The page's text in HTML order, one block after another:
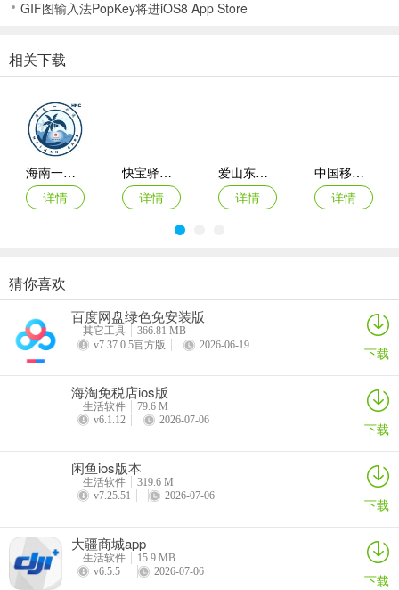
SKULLPANDA等热门IP确认款，不用抽，闪购直接买
3. 专业鉴别，100% 正品保障
4. 超全商品库，实时市场最低价
GIF图输入法PopKey将进iOS8 App Store
相关下载
海南一卡通iOS
详情
快宝驿站苹果版
详情
爱山东苹果版
详情
中国移动福建app苹果版(八闽生活)
详情
爱抢购ios版
详情
拍机堂ios版
详情
百合生活ios版
麦当劳苹果手机版
猜你喜欢
百度网盘绿色免安装版
其它工具
366.81 MB
v7.37.0.5官方版
2026-06-19 下载
海淘免税店ios版
生活软件
79.6 M
v6.1.12
2026-07-06 下载
闲鱼ios版本
生活软件
319.6 M
v7.25.51
2026-07-06 下载
大疆商城app
生活软件
15.9 MB
v6.5.5
2026-07-06 下载